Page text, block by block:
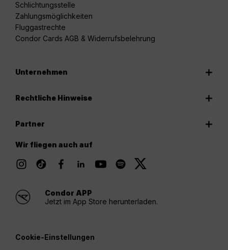
Schlichtungsstelle
Zahlungsmöglichkeiten
Fluggastrechte
Condor Cards AGB & Widerrufsbelehrung
Unternehmen
Rechtliche Hinweise
Partner
Wir fliegen auch auf
Condor APP
Jetzt im App Store herunterladen.
Cookie-Einstellungen